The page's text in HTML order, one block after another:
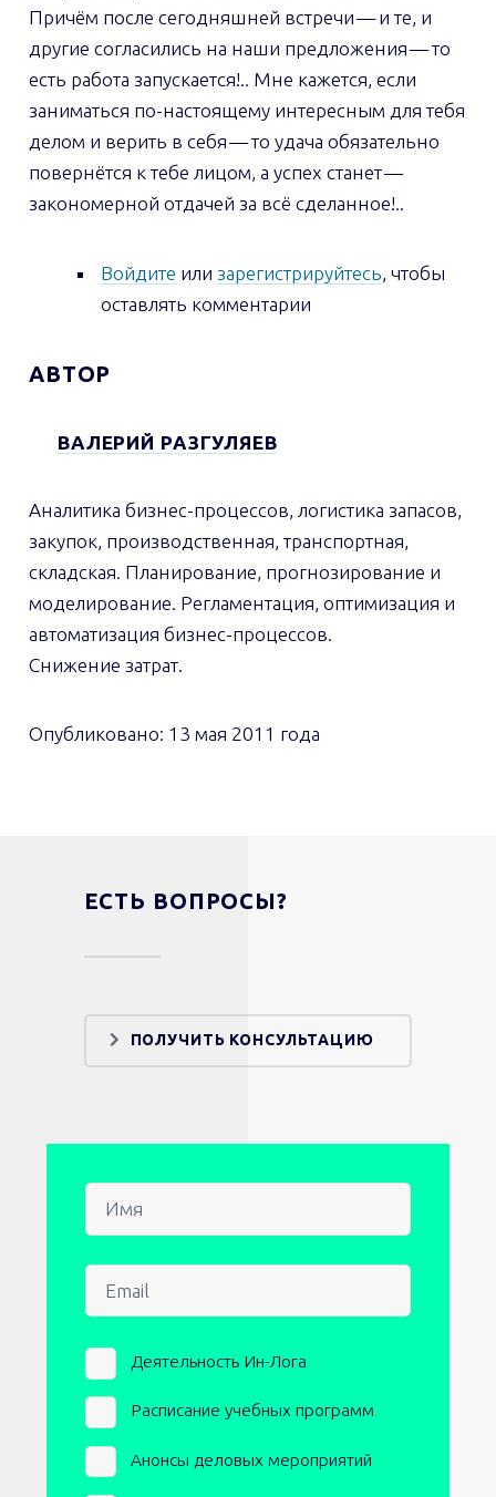
Причём после сегодняшней встречи — и те, и
другие согласились на наши предложения — то
есть работа запускается!.. Мне кажется, если
заниматься по-настоящему интересным для тебя
делом и верить в себя — то удача обязательно
повернётся к тебе лицом, а успех станет —
закономерной отдачей за всё сделанное!..
Войдите или зарегистрируйтесь , чтобы
оставлять комментарии
АВТОР
ВАЛЕРИЙ РАЗГУЛЯЕВ
Аналитика бизнес-процессов, логистика запасов,
закупок, производственная, транспортная,
складская. Планирование, прогнозирование и
моделирование. Регламентация, оптимизация и
автоматизация бизнес-процессов.
Снижение затрат.
Опубликовано: 13 мая 2011 года
ЕСТЬ ВОПРОСЫ?
ПОЛУЧИТЬ КОНСУЛЬТАЦИЮ
Newsletters
Деятельность Ин-Лога
Расписание учебных программ
Анонсы деловых мероприятий